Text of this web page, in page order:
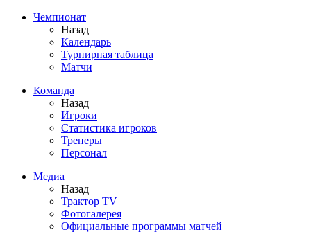
Чемпионат
Назад
Календарь
Турнирная таблица
Матчи
Команда
Назад
Игроки
Статистика игроков
Тренеры
Персонал
Медиа
Назад
Трактор TV
Фотогалерея
Официальные программы матчей